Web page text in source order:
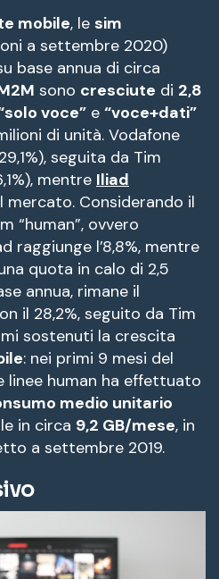
mobile, le sim
a settembre 2020)
base annua di circa
sono cresciute di 2,8
voce” e “voce+dati”
di unità. Vodafone
seguita da Tim
mentre Iliad
mercato. Considerando il
“human”, ovvero
raggiunge l’8,8%, mentre
quota in calo di 2,5
annua, rimane il
il 28,2%, seguito da Tim
sostenuti la crescita
: nei primi 9 mesi del
linee human ha effettuato
medio unitario
in circa 9,2 GB/mese, in
a settembre 2019.